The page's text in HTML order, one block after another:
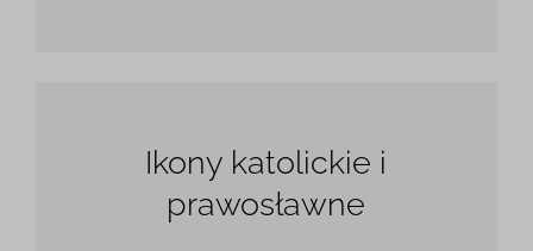
Ikony katolickie i
prawosławne